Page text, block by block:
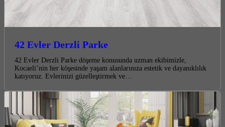
42 Evler Derzli Parke
42 Evler Derzli Parke döşeme konusunda uzman ekibimizle,
Kocaeli’nin her köşesinde yaşam alanlarınıza estetik ve dayanıklılık
katıyoruz. Evlerinizi güzelleştirmek ve…